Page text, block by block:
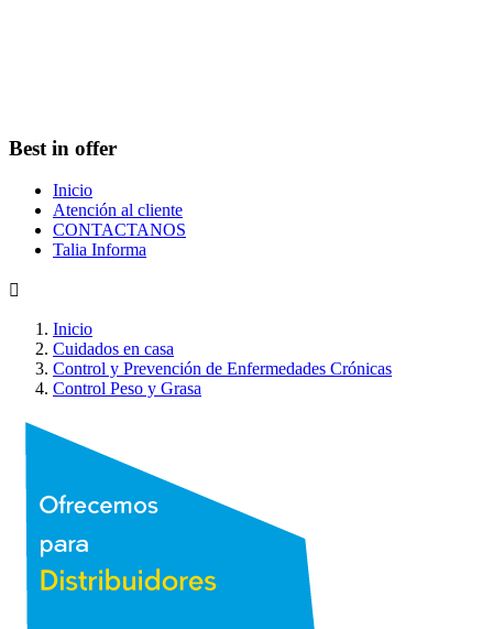
Best in offer
Inicio
Atención al cliente
CONTACTANOS
Talia Informa

Inicio
Cuidados en casa
Control y Prevención de Enfermedades Crónicas
Control Peso y Grasa